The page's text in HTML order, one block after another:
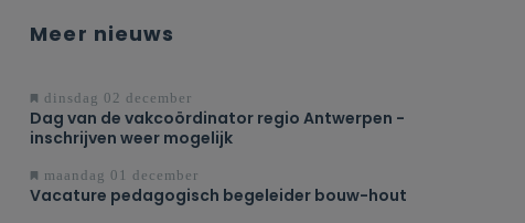
Meer nieuws
dinsdag 02 december
Dag van de vakcoördinator regio Antwerpen -
inschrijven weer mogelijk
maandag 01 december
Vacature pedagogisch begeleider bouw-hout